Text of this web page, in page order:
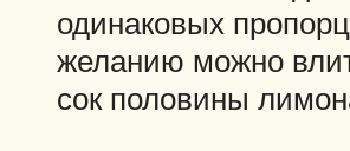
одинаковых
желанию можно
сок половины